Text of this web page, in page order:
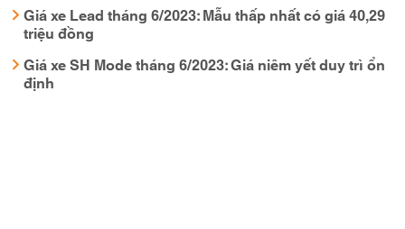
Giá xe Lead tháng 6/2023: Mẫu thấp nhất có giá 40,29
triệu đồng
Giá xe SH Mode tháng 6/2023: Giá niêm yết duy trì ổn
định